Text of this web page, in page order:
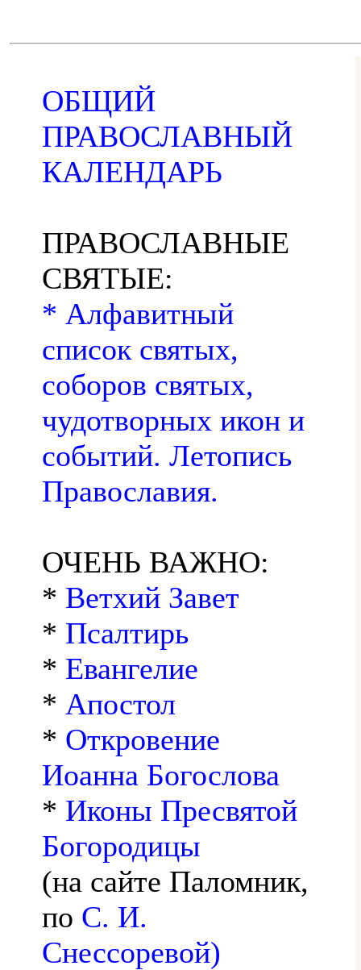
ОБЩИЙ
ПРАВОСЛАВНЫЙ
КАЛЕНДАРЬ
ПРАВОСЛАВНЫЕ
СВЯТЫЕ:
* Алфавитный
список святых,
соборов святых,
чудотворных икон и
событий. Летопись
Православия.
ОЧЕНЬ ВАЖНО:
* Ветхий Завет
* Псалтирь
* Евангелие
* Апостол
* Откровение
Иоанна Богослова
* Иконы Пресвятой
Богородицы
(на сайте Паломник,
по С. И.
Снессоревой)